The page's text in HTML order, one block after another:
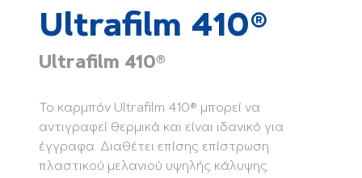
Ultrafilm 410®
Ultrafilm 410®
Το καρμπόν Ultrafilm 410® μπορεί να
αντιγραφεί θερμικά και είναι ιδανικό για
έγγραφα. Διαθέτει επίσης επίστρωση
πλαστικού μελανιού υψηλής κάλυψης.